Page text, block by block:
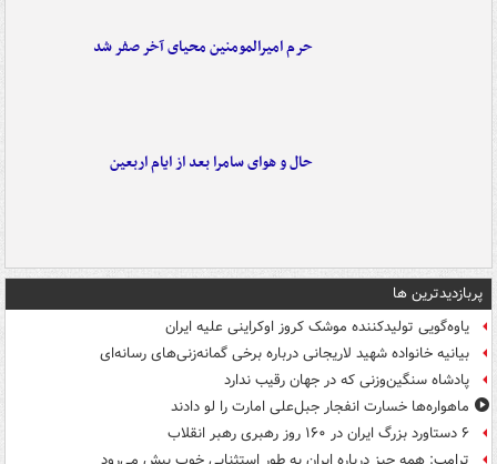
حرم امیرالمومنین محیای آخر صفر شد
حال و هوای سامرا بعد از ایام اربعین
پربازدیدترین ها
یاوه‌گویی تولیدکننده موشک کروز اوکراینی علیه ایران
بیانیه خانواده شهید لاریجانی درباره برخی گمانه‌زنی‌های رسانه‌ای
پادشاه سنگین‌وزنی که در جهان رقیب ندارد
ماهواره‌ها خسارت انفجار جبل‌علی امارت را لو دادند
۶ دستاورد بزرگ ایران در ۱۶۰ روز رهبری رهبر انقلاب